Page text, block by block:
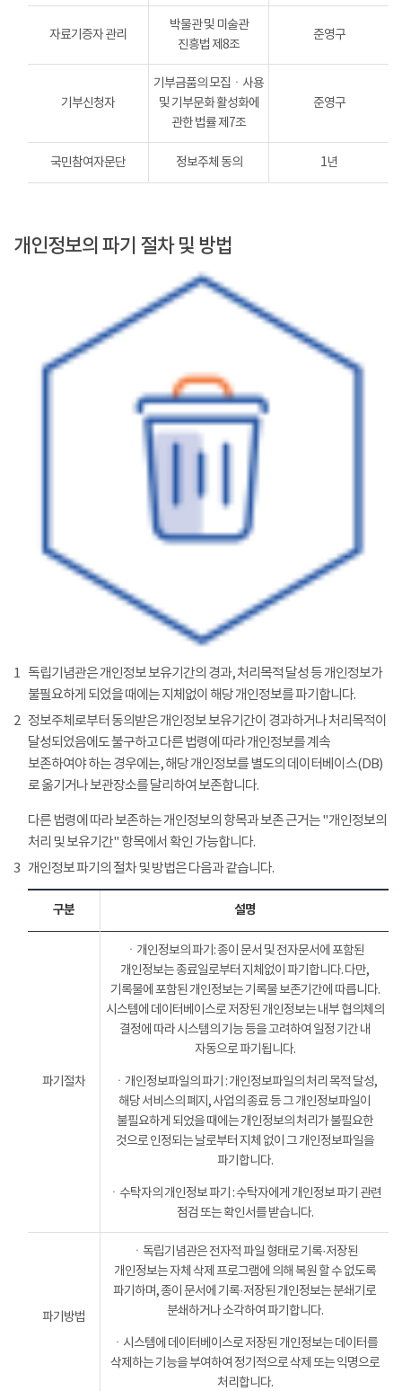
자료기증자 관리
박물관 및 미술관
진흥법 제8조
준영구
기부신청자
기부금품의 모집ㆍ사용
및 기부문화 활성화에
관한 법률 제7조
준영구
국민참여자문단 정보주체 동의 1년
개인정보의 파기 절차 및 방법
1 독립기념관은 개인정보 보유기간의 경과, 처리목적 달성 등 개인정보가
불필요하게 되었을 때에는 지체없이 해당 개인정보를 파기합니다.
2 정보주체로부터 동의받은 개인정보 보유기간이 경과하거나 처리목적이
달성되었음에도 불구하고 다른 법령에 따라 개인정보를 계속
보존하여야 하는 경우에는, 해당 개인정보를 별도의 데이터베이스(DB)
로 옮기거나 보관장소를 달리하여 보존합니다.
다른 법령에 따라 보존하는 개인정보의 항목과 보존 근거는 "개인정보의
처리 및 보유기간" 항목에서 확인 가능합니다.
3 개인정보 파기의 절차 및 방법은 다음과 같습니다.
구분 설명
파기절차
ㆍ개인정보의 파기: 종이 문서 및 전자문서에 포함된
개인정보는 종료일로부터 지체없이 파기합니다. 다만,
기록물에 포함된 개인정보는 기록물 보존기간에 따릅니다.
시스템에 데이터베이스로 저장된 개인정보는 내부 협의체의
결정에 따라 시스템의 기능 등을 고려하여 일정 기간 내
자동으로 파기됩니다.
ㆍ개인정보파일의 파기 : 개인정보파일의 처리 목적 달성,
해당 서비스의 폐지, 사업의 종료 등 그 개인정보파일이
불필요하게 되었을 때에는 개인정보의 처리가 불필요한
것으로 인정되는 날로부터 지체 없이 그 개인정보파일을
파기합니다.
ㆍ수탁자의 개인정보 파기 : 수탁자에게 개인정보 파기 관련
점검 또는 확인서를 받습니다.
파기방법
ㆍ독립기념관은 전자적 파일 형태로 기록·저장된
개인정보는 자체 삭제 프로그램에 의해 복원 할 수 없도록
파기하며, 종이 문서에 기록·저장된 개인정보는 분쇄기로
분쇄하거나 소각하여 파기합니다.
ㆍ시스템에 데이터베이스로 저장된 개인정보는 데이터를
삭제하는 기능을 부여하여 정기적으로 삭제 또는 익명으로
처리합니다.